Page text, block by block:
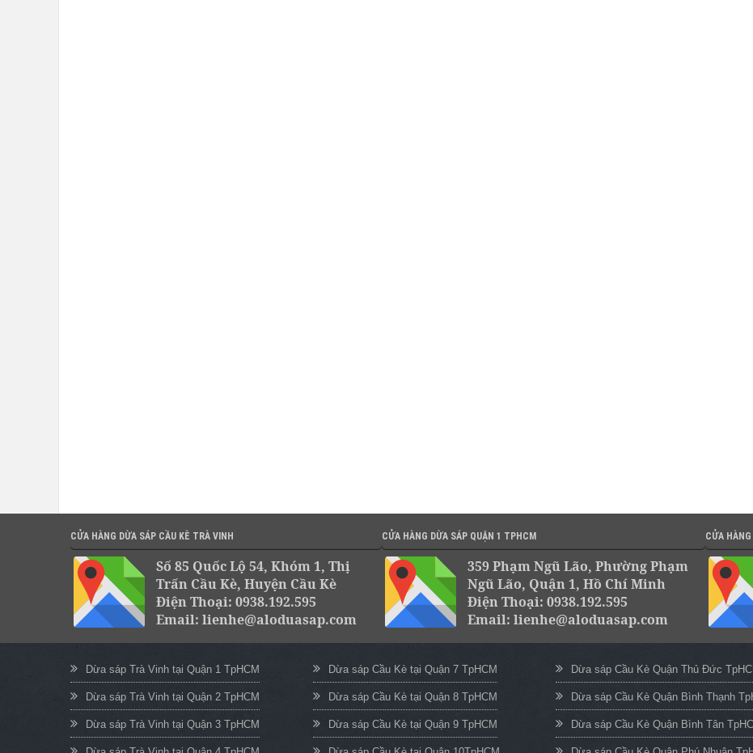
CỬA HÀNG DỪA SÁP CẦU KÈ TRÀ VINH
Số 85 Quốc Lộ 54, Khóm 1, Thị
Trấn Cầu Kè, Huyện Cầu Kè
Điện Thoại: 0938.192.595
Email: lienhe@aloduasap.com
CỬA HÀNG DỪA SÁP QUẬN 1 TPHCM
359 Phạm Ngũ Lão, Phường Phạm
Ngũ Lão, Quận 1, Hồ Chí Minh
Điện Thoại: 0938.192.595
Email: lienhe@aloduasap.com
CỬA
Dừa sáp Trà Vinh tại Quận 1 TpHCM
Dừa sáp Trà Vinh tại Quận 2 TpHCM
Dừa sáp Trà Vinh tại Quận 3 TpHCM
Dừa sáp Cầu Kè tại Quận 7 TpHCM
Dừa sáp Cầu Kè tại Quận 8 TpHCM
Dừa sáp Cầu Kè tại Quận 9 TpHCM
Dừa sáp Cầu Kè Quận Thủ Đức
Dừa sáp Cầu Kè Quận Bình Thạnh
Dừa sáp Cầu Kè Quận Bình Tân